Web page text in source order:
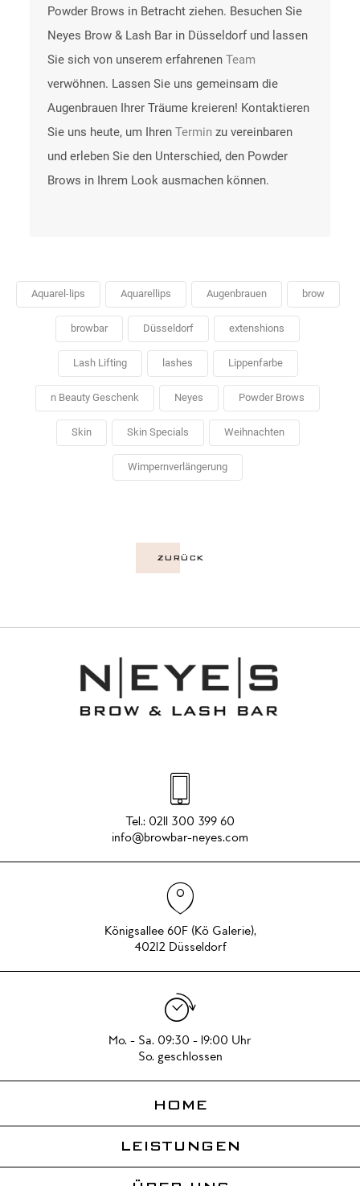
Powder Brows in Betracht ziehen. Besuchen Sie
Neyes Brow & Lash Bar in Düsseldorf und lassen
Sie sich von unserem erfahrenenTeam
verwöhnen. Lassen Sie uns gemeinsam die
Augenbrauen Ihrer Träume kreieren! Kontaktieren
Sie uns heute, um IhrenTermin zu vereinbaren
und erleben Sie den Unterschied, den Powder
Brows in Ihrem Look ausmachen können.
Aquarel-lips Aquarellips Augenbrauen brow
browbar Düsseldorf extenshions
Lash Lifting lashes Lippenfarbe
n Beauty Geschenk Neyes Powder Brows
Skin Skin Specials Weihnachten
Wimpernverlängerung
ZURÜCK
Tel.: 0211 300 399 60
info@browbar-neyes.com
Königsallee 60F (Kö Galerie),
40212 Düsseldorf
Mo. - Sa. 09:30 - 19:00 Uhr
So. geschlossen
HOME
LEISTUNGEN